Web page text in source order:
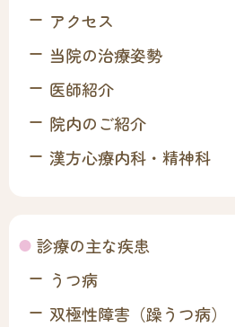
アクセス
当院の治療姿勢
医師紹介
院内のご紹介
漢方心療内科・精神科
診療の主な疾患
うつ病
双極性障害（躁うつ病）